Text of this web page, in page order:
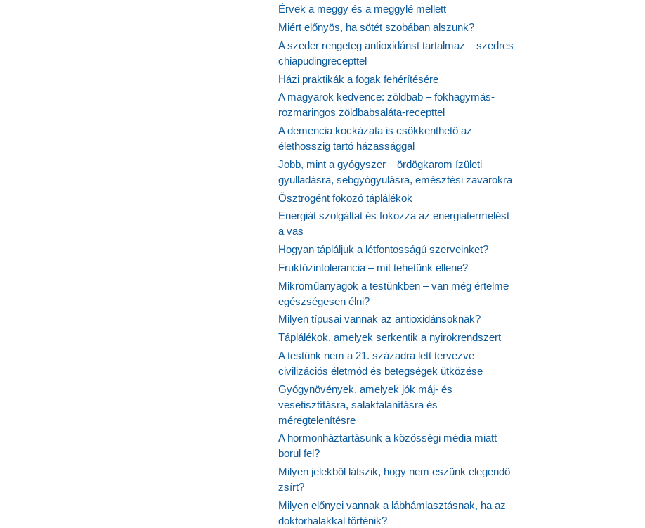
Érvek a meggy és a meggylé mellett
Miért előnyös, ha sötét szobában alszunk?
A szeder rengeteg antioxidánst tartalmaz – szedres
chiapudingrecepttel
Házi praktikák a fogak fehérítésére
A magyarok kedvence: zöldbab – fokhagymás-
rozmaringos zöldbabsaláta-recepttel
A demencia kockázata is csökkenthető az
élethosszig tartó házassággal
Jobb, mint a gyógyszer – ördögkarom ízületi
gyulladásra, sebgyógyulásra, emésztési zavarokra
Ösztrogént fokozó táplálékok
Energiát szolgáltat és fokozza az energiatermelést
a vas
Hogyan tápláljuk a létfontosságú szerveinket?
Fruktózintolerancia – mit tehetünk ellene?
Mikroműanyagok a testünkben – van még értelme
egészségesen élni?
Milyen típusai vannak az antioxidánsoknak?
Táplálékok, amelyek serkentik a nyirokrendszert
A testünk nem a 21. századra lett tervezve –
civilizációs életmód és betegségek ütközése
Gyógynövények, amelyek jók máj- és
vesetisztításra, salaktalanításra és
méregtelenítésre
A hormonháztartásunk a közösségi média miatt
borul fel?
Milyen jelekből látszik, hogy nem eszünk elegendő
zsírt?
Milyen előnyei vannak a lábhámlasztásnak, ha az
doktorhalakkal történik?